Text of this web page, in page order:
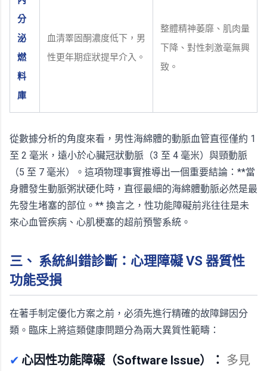
分
泌
燃
料
庫
血清睪固酮濃度低下，男
性更年期症狀提早介入。
整體精神萎靡、肌肉量
下降、對性刺激毫無興
致。
從數據分析的角度來看，男性海綿體的動脈血管直徑僅約 1
至 2 毫米，遠小於心臟冠狀動脈（3 至 4 毫米）與頸動脈
（5 至 7 毫米）。這項物理事實推導出一個重要結論：**當
身體發生動脈粥狀硬化時，直徑最細的海綿體動脈必然是最
先發生堵塞的部位。** 換言之，性功能障礙前兆往往是未
來心血管疾病、心肌梗塞的超前預警系統。
三、 系統糾錯診斷：心理障礙 VS 器質性
功能受損
在著手制定優化方案之前，必須先進行精確的故障歸因分
類。臨床上將這類健康問題分為兩大異質性範疇：
✔ 心因性功能障礙（Software Issue）： 多見